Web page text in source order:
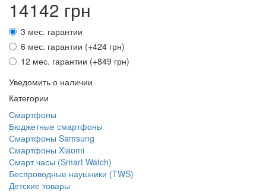
14142 грн
3 мес. гарантии
6 мес. гарантии (+424 грн)
12 мес. гарантии (+849 грн)
Уведомить о наличии
Категории
Смартфоны
Бюджетные смартфоны
Смартфоны Samsung
Смартфоны Xiaomi
Смарт часы (Smart Watch)
Беспроводные наушники (TWS)
Детские товары